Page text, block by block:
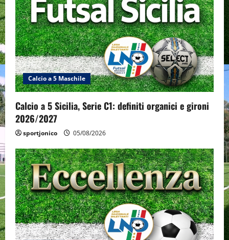
Calcio a 5 Maschile
Calcio a 5 Sicilia, Serie C1: definiti organici e gironi
2026/2027
sportjonico 05/08/2026